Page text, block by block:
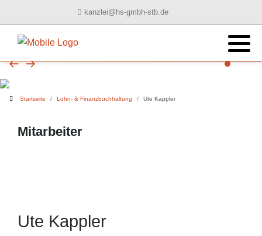
kanzlei@hs-gmbh-stb.de
Startseite Lohn- & Finanzbuchhaltung Ute Kappler
Mitarbeiter
Ute Kappler